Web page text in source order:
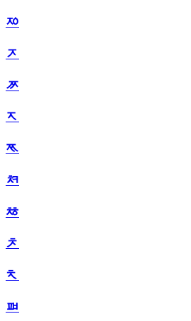
ᅍ
ᅎ
ᅏ
ᅐ
ᅑ
ᅒ
ᅓ
ᅔ
ᅕ
ᅖ